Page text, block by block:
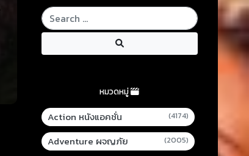
หมวดหมู่
Action หนังแอคชั่น (4174)
Adventure ผจญภัย (2005)